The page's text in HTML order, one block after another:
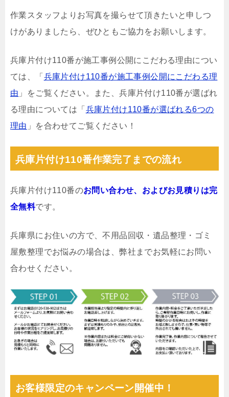
作業スタッフよりお写真を撮らせて頂きたいと申しつ
けがありましたら、ぜひともご協力をお願いします。
兵庫片付け110番が施工事例公開にこだわる理由につい
ては、「 兵庫片付け110番が施工事例公開にこだわる理
由 」をご覧ください。また、兵庫片付け110番が選ばれ
る理由については「 兵庫片付け110番が選ばれる6つの
理由 」を合わせてご覧ください！
兵庫片付け110番作業完了までの流れ
兵庫片付け110番のお問い合わせ、およびお見積りは完
全無料です。
兵庫県にお住いの方で、不用品回収・遺品整理・ゴミ
屋敷整理でお悩みの場合は、弊社までお気軽にお問い
合わせください。
お客様限定のキャンペーン開催中！